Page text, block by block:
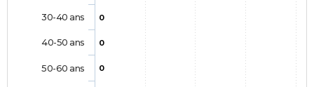
0
0
0
30-40 ans
40-50 ans
50-60 ans